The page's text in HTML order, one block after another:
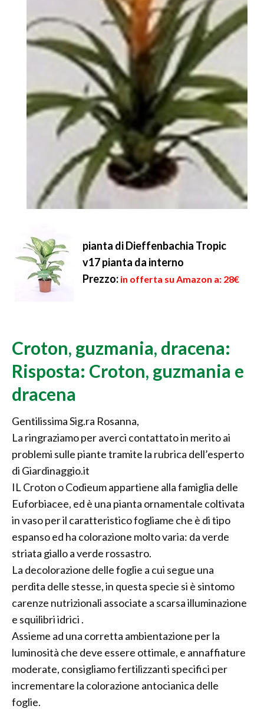
pianta di Dieffenbachia Tropic
v17 pianta da interno
Prezzo: in offerta su Amazon a: 28€
Croton, guzmania, dracena:
Risposta: Croton, guzmania e
dracena
Gentilissima Sig.ra Rosanna,
La ringraziamo per averci contattato in merito ai
problemi sulle piante tramite la rubrica dell’esperto
di Giardinaggio.it
IL Croton o Codieum appartiene alla famiglia delle
Euforbiacee, ed è una pianta ornamentale coltivata
in vaso per il caratteristico fogliame che è di tipo
espanso ed ha colorazione molto varia: da verde
striata giallo a verde rossastro.
La decolorazione delle foglie a cui segue una
perdita delle stesse, in questa specie si è sintomo
carenze nutrizionali associate a scarsa illuminazione
e squilibri idrici .
Assieme ad una corretta ambientazione per la
luminosità che deve essere ottimale, e annaffiature
moderate, consigliamo fertilizzanti specifici per
incrementare la colorazione antocianica delle
foglie.